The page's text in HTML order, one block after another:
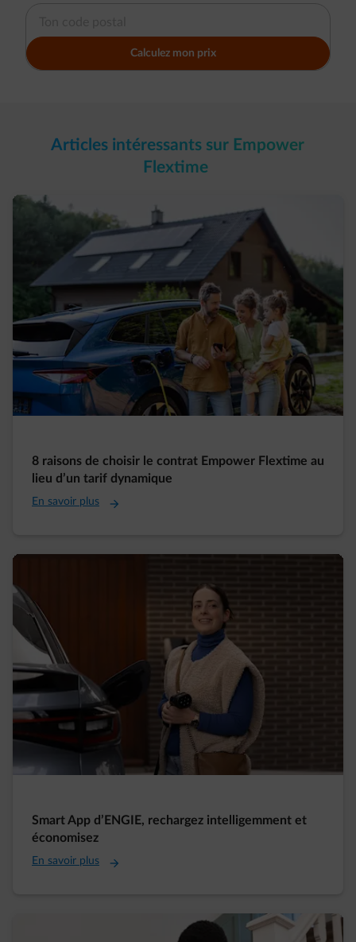
Calculez mon prix
Articles intéressants sur Empower
Flextime​
8 raisons de choisir le contrat Empower Flextime au
lieu d’un tarif dynamique
En savoir plus
Smart App d’ENGIE, rechargez intelligemment et
économisez
En savoir plus